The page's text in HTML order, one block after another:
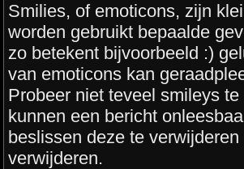
Smilies, of emoticons, zijn
worden gebruikt bepaalde
zo betekent bijvoorbeeld :)
van emoticons kan
Probeer niet teveel smileys
kunnen een bericht
beslissen deze te
verwijderen.